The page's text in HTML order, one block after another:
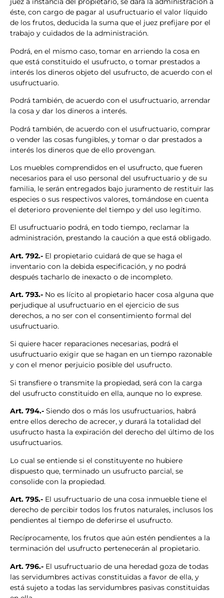
éste, con cargo de pagar al usufructuario el valor líquido
de los frutos, deducida la suma que el juez prefijare por el
trabajo y cuidados de la administración.
Podrá, en el mismo caso, tomar en arriendo la cosa en
que está constituido el usufructo, o tomar prestados a
interés los dineros objeto del usufructo, de acuerdo con el
usufructuario.
Podrá también, de acuerdo con el usufructuario, arrendar
la cosa y dar los dineros a interés.
Podrá también, de acuerdo con el usufructuario, comprar
o vender las cosas fungibles, y tomar o dar prestados a
interés los dineros que de ello provengan.
Los muebles comprendidos en el usufructo, que fueren
necesarios para el uso personal del usufructuario y de su
familia, le serán entregados bajo juramento de restituir las
especies o sus respectivos valores, tomándose en cuenta
el deterioro proveniente del tiempo y del uso legítimo.
El usufructuario podrá, en todo tiempo, reclamar la
administración, prestando la caución a que está obligado.
Art. 792.- El propietario cuidará de que se haga el
inventario con la debida especificación, y no podrá
después tacharlo de inexacto o de incompleto.
Art. 793.- No es lícito al propietario hacer cosa alguna que
perjudique al usufructuario en el ejercicio de sus
derechos, a no ser con el consentimiento formal del
usufructuario.
Si quiere hacer reparaciones necesarias, podrá el
usufructuario exigir que se hagan en un tiempo razonable
y con el menor perjuicio posible del usufructo.
Si transfiere o transmite la propiedad, será con la carga
del usufructo constituido en ella, aunque no lo exprese.
Art. 794.- Siendo dos o más los usufructuarios, habrá
entre ellos derecho de acrecer, y durará la totalidad del
usufructo hasta la expiración del derecho del último de los
usufructuarios.
Lo cual se entiende si el constituyente no hubiere
dispuesto que, terminado un usufructo parcial, se
consolide con la propiedad.
Art. 795.- El usufructuario de una cosa inmueble tiene el
derecho de percibir todos los frutos naturales, inclusos los
pendientes al tiempo de deferirse el usufructo.
Recíprocamente, los frutos que aún estén pendientes a la
terminación del usufructo pertenecerán al propietario.
Art. 796.- El usufructuario de una heredad goza de todas
las servidumbres activas constituidas a favor de ella, y
está sujeto a todas las servidumbres pasivas constituidas